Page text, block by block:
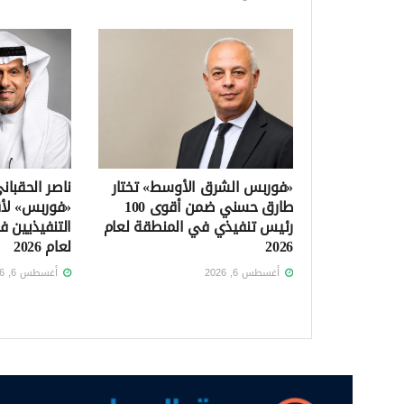
«فوربس الشرق الأوسط» تختار
طارق حسني ضمن أقوى 100
رئيس تنفيذي في المنطقة لعام
2026
أغسطس 6, 2026
ناصر
«فوربس»
لعام 2026
أغسطس 6, 2026